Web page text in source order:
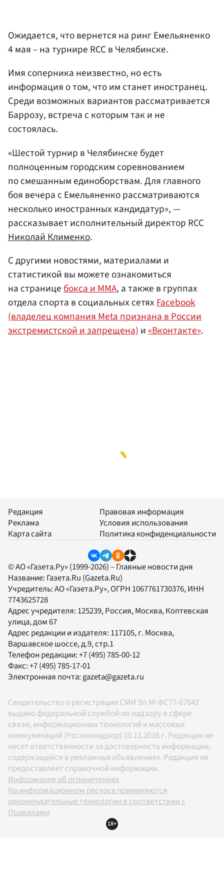
Ожидается, что вернется на ринг Емельяненко
4 мая – на турнире RCC в Челябинске.
Имя соперника неизвестно, но есть
информация о том, что им станет иностранец.
Среди возможных вариантов рассматривается
Баррозу, встреча с которым так и не
состоялась.
«Шестой турнир в Челябинске будет
полноценным городским соревнованием
по смешанным единоборствам. Для главного
боя вечера с Емельяненко рассматриваются
несколько иностранных кандидатур», —
рассказывает исполнительный директор RCC
Николай Клименко.
С другими новостями, материалами и
статистикой вы можете ознакомиться
на страницебокса и ММА, а также в группах
отдела спорта в социальных сетяхFacebook
(владелец компания Meta признана в России
экстремистской и запрещена)и«Вконтакте».
Редакция
Реклама
Карта сайта
Правовая информация
Условия использования
Политика конфиденциальности
© АО «Газета.Ру» (1999-2026) – Главные новости дня
Название: Газета.Ru (Gazeta.Ru)
Учредитель:АО «Газета.Ру», ОГРН 1067761730376, ИНН
7743625728
Адрес учредителя: 125239, Россия, Москва, Коптевская
улица, дом 67
Адрес редакции и издателя: 117105, г. Москва,
Варшавское шоссе, д.9, стр.1
Телефон редакции:+7 (495) 785-00-12
Факс:+7 (495) 785-17-01
Электронная почта:gazeta@gazeta.ru
Свидетельство о регистрации СМИ Эл № ФС77-67642
выдано федеральной службой по надзору в сфере
связи, информационных технологий и массовых
коммуникаций (Роскомнадзор) 10.11.2016 г. Редакция не
несет ответственности за достоверность информации,
содержащейся в рекламных объявлениях. Редакция не
предоставляет справочной информации.
Информация об ограничениях
На информационном ресурсе применяются
рекомендательные технологии в соответствии с
Правилами
18+